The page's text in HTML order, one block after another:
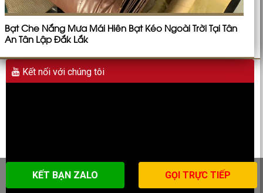
Bạt Che Nắng Mưa Mái Hiên Bạt Kéo Ngoài Trời Tại Tân
An Tân Lập Đắk Lắk
Kết nối với chúng tôi
KẾT BẠN ZALO GỌI TRỰC TIẾP